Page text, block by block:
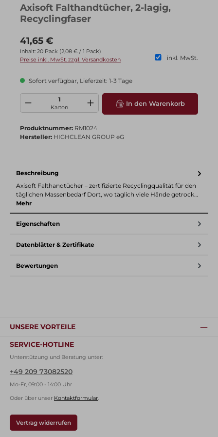
Axisoft Falthandtücher, 2-lagig,
Recyclingfaser
Regulärer Preis:
41,65 €
Inhalt: 20 Pack (2,08 € / 1 Pack)
inkl. MwSt.
Preise inkl. MwSt. zzgl. Versandkosten
Sofort verfügbar, Lieferzeit: 1-3 Tage
Produkt Anzahl: Gib den gewünschten Wert ein oder benutze die
Karton
In den Warenkorb
Produktnummer: RM1024
Hersteller: HIGHCLEAN GROUP eG
Beschreibung
Axisoft Falthandtücher – zertifizierte Recyclingqualität für den
täglichen Massenbedarf Dort, wo täglich viele Hände getrock…
Mehr
Eigenschaften
Datenblätter & Zertifikate
Bewertungen
SERVICE-HOTLINE
Unterstützung und Beratung unter:
+49 209 73082520
Mo-Fr, 09:00 - 14:00 Uhr
Oder über unser Kontaktformular.
Vertrag widerrufen
UNSERE VORTEILE